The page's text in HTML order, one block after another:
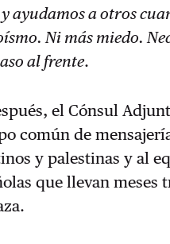
ayudamos a otros
Ni más miedo.
al frente.
el Cónsul
común de
y palestinas y al
que llevan meses